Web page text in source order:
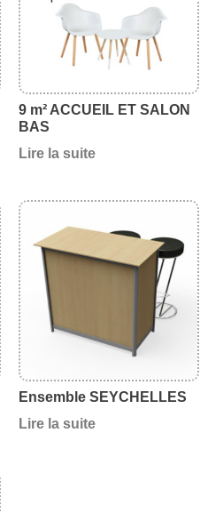
9 m² ACCUEIL ET SALON
BAS
Lire la suite
Ensemble SEYCHELLES
Lire la suite